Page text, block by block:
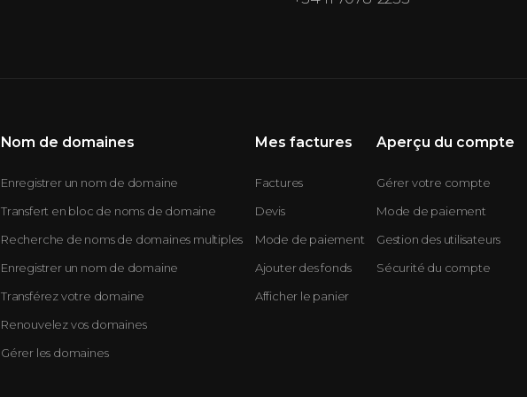
Nom de domaines
Enregistrer un nom de domaine
Transfert en bloc de noms de domaine
Recherche de noms de domaines multiples
Enregistrer un nom de domaine
Transférez votre domaine
Renouvelez vos domaines
Gérer les domaines
Mes factures
Factures
Devis
Mode de paiement
Ajouter des fonds
Afficher le panier
Aperçu du compte
Gérer votre compte
Mode de paiement
Gestion des utilisateurs
Sécurité du compte